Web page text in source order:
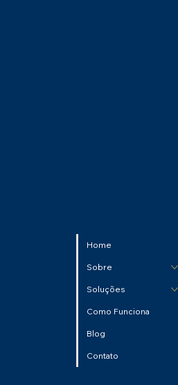
Home
Sobre
Soluções
Como Funciona
Blog
Contato